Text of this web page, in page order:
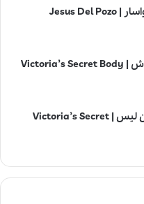
عطر ادکلن جسوس دل پوزو ادونچر کواسار | Jesus Del Pozo
بادی اسپلش ویکتوریا سکرت پیونی کراش | Victoria’s Secret Body
بادی اسپلش ویکتوریا سکرت تمپتیشن لیس | Victoria’s Secret